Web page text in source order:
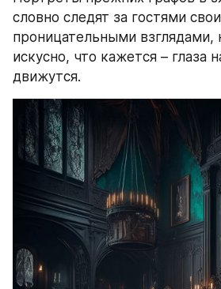
словно следят за гостями
проницательными взглядами,
искусно, что кажется – глаза
движутся.